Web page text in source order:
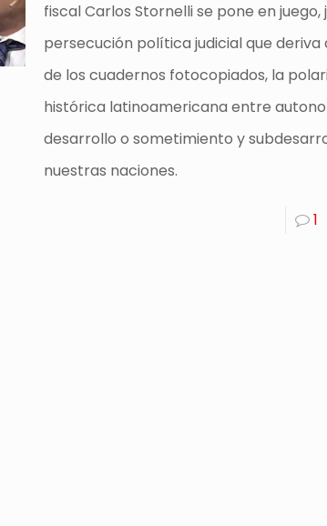
fiscal Carlos Stornelli se pone en juego,
persecución política judicial que deriva
de los cuadernos fotocopiados, la
histórica latinoamericana entre
desarrollo o sometimiento y
nuestras naciones.
1